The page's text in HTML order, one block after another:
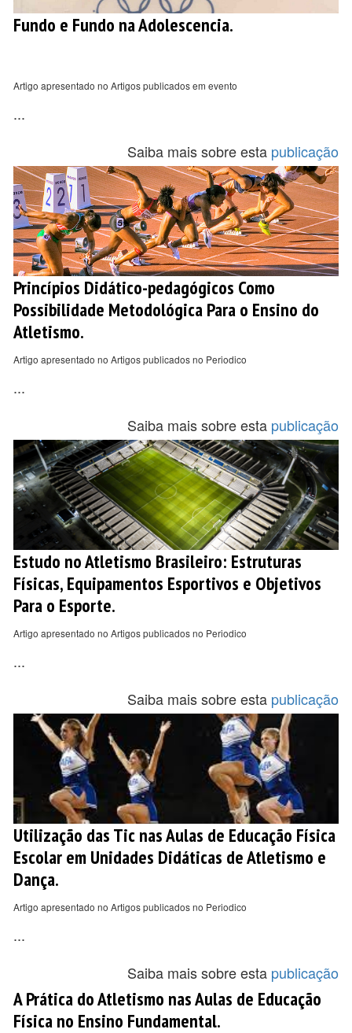
Fundo e Fundo na Adolescencia.
Artigo apresentado no Artigos publicados em evento
...
Saiba mais sobre esta publicação
Princípios Didático-pedagógicos Como
Possibilidade Metodológica Para o Ensino do
Atletismo.
Artigo apresentado no Artigos publicados no Periodico
...
Saiba mais sobre esta publicação
Estudo no Atletismo Brasileiro: Estruturas
Físicas, Equipamentos Esportivos e Objetivos
Para o Esporte.
Artigo apresentado no Artigos publicados no Periodico
...
Saiba mais sobre esta publicação
Utilização das Tic nas Aulas de Educação Física
Escolar em Unidades Didáticas de Atletismo e
Dança.
Artigo apresentado no Artigos publicados no Periodico
...
Saiba mais sobre esta publicação
A Prática do Atletismo nas Aulas de Educação
Física no Ensino Fundamental.